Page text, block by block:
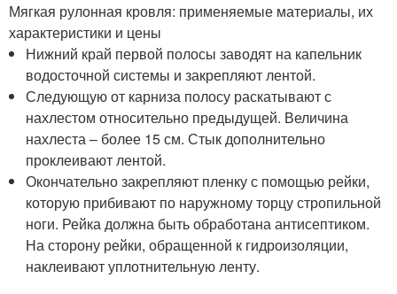
Мягкая рулонная кровля: применяемые материалы, их
характеристики и цены
Нижний край первой полосы заводят на капельник
водосточной системы и закрепляют лентой.
Следующую от карниза полосу раскатывают с
нахлестом относительно предыдущей. Величина
нахлеста – более 15 см. Стык дополнительно
проклеивают лентой.
Окончательно закрепляют пленку с помощью рейки,
которую прибивают по наружному торцу стропильной
ноги. Рейка должна быть обработана антисептиком.
На сторону рейки, обращенной к гидроизоляции,
наклеивают уплотнительную ленту.